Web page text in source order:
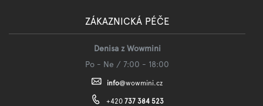
ZÁKAZNICKÁ PÉČE
Denisa z Wowmini
Po - Ne / 7:00 - 18:00
info@wowmini.cz
+420 737 384 523